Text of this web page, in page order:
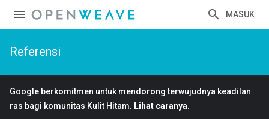
MASUK
Referensi
Google berkomitmen untuk mendorong terwujudnya keadilan
ras bagi komunitas Kulit Hitam. Lihat caranya.